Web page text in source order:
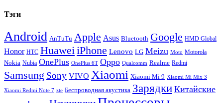
Тэги
Android AnTuTu Apple Asus Bluetooth Google HMD Global
Honor HTC HuaweiiPhone Lenovo LG Meizu Moto Motorola
Nokia Nubia OnePlus OnePlus 6T Oppo Qualcomm Realme Redmi
Samsung Sony VIVO Xiaomi Xiaomi Mi 9 Xiaomi Mi Mix 3
Xiaomi Redmi Note 7 zte Беспроводная акустика Зарядки Китайские